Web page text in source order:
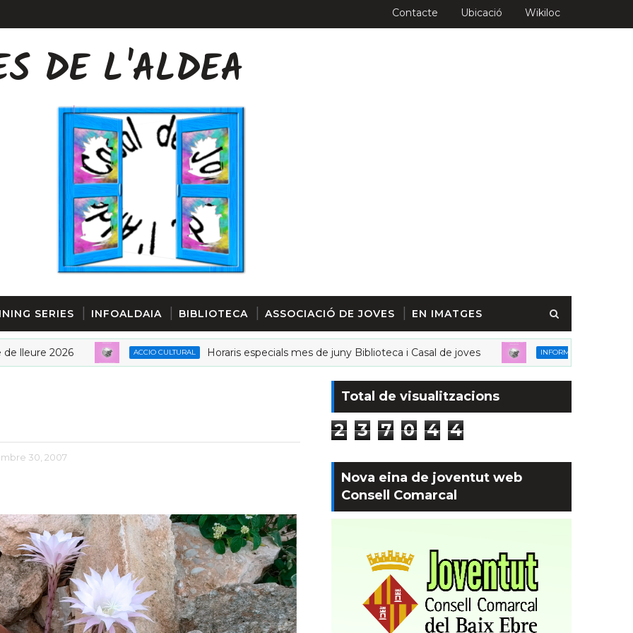
Contacte Ubicació Wikiloc
DE L'ALDEA
SERIES INFOALDAIA BIBLIOTECA ASSOCIACIÓ DE JOVES EN IMATGES
ACCIO CULTURAL Horaris especials mes de juny Biblioteca i Casal de joves INFORMACIÓ Horaris juliol-
30, 2007
Total de visualitzacions
2 3 7 0 4 4
Nova eina de joventut web
Consell Comarcal